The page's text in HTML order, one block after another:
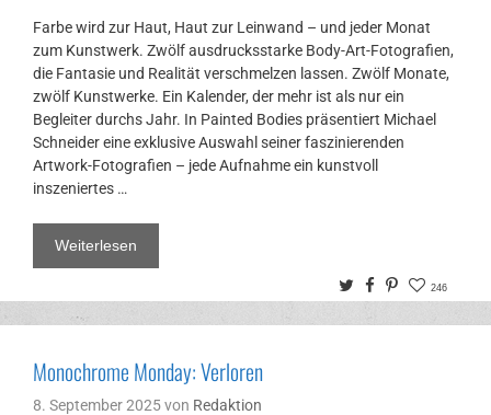
Farbe wird zur Haut, Haut zur Leinwand – und jeder Monat
zum Kunstwerk. Zwölf ausdrucksstarke Body-Art-Fotografien,
die Fantasie und Realität verschmelzen lassen. Zwölf Monate,
zwölf Kunstwerke. Ein Kalender, der mehr ist als nur ein
Begleiter durchs Jahr. In Painted Bodies präsentiert Michael
Schneider eine exklusive Auswahl seiner faszinierenden
Artwork-Fotografien – jede Aufnahme ein kunstvoll
inszeniertes …
Weiterlesen
TwitterFacebook
Pinterest
246
Monochrome Monday: Verloren
8. September 2025von Redaktion